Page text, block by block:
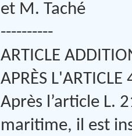
et M. Taché
----------
ARTICLE
APRÈS
Après l’article L.
maritime, il est